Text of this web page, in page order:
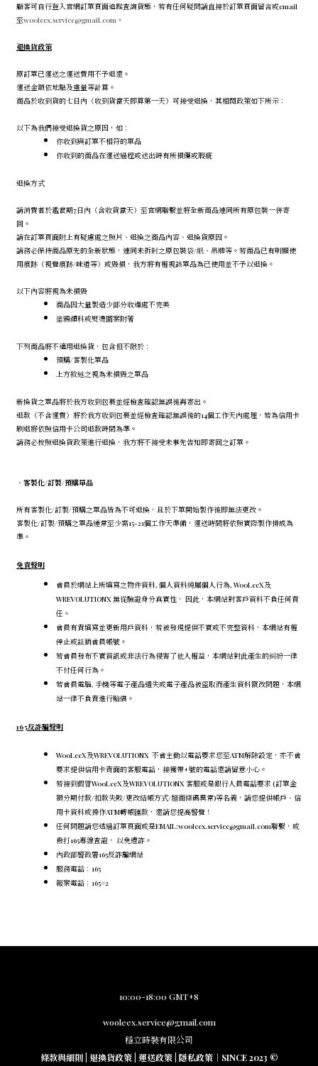
顧客可自行登入官網訂單頁面追蹤查詢貨態，若有任何疑問請直接於訂單頁面留言或email
至wooleex.service@gmail.com。
退換貨政策
原訂單已運送之運送費用不予退還。
運送金額依地點及重量等計算。
商品於收到貨的七日內（收到貨當天即算第一天）可接受退換，其相關政策如下所示：
以下為我們接受退換貨之原因，如：
你收到與訂單不相符的單品
你收到的商品在運送過程或送出時有所損傷或瑕疵
退換方式
請消費者於鑑賞期7日內（含收貨當天）至官網聯繫並將全新商品連同所有原包裝一併寄
回。
請在訂單頁面附上有疑慮處之照片、退換之商品內容、退換貨原因。
請務必保持商品原先的全新狀態，連同未拆封之原包裝袋/紙、吊牌等。若商品已有明顯使
用痕跡（視覺痕跡/味道等）或毀損，我方將有權視該單品為已使用並不予以退換。
以下內容將視為未損毀
商品因大量製造少部分收邊處不完美
塗鴉顏料或熨燙圖案附著
下列商品將不適用退換貨，包含但不限於：
預購/客製化單品
上方敘述之視為未損毀之單品
新換貨之單品將於我方收到包裹並經檢查確認無誤後再寄出。
退款（不含運費）將於我方收到包裹並經檢查確認無誤後的14個工作天內處理，若為信用卡
刷退將依照信用卡公司退款時間為準。
請務必按照退換貨政策進行退換，我方將不接受未事先告知即寄回之訂單。
． 客製化/訂製/預購單品
所有客製化/訂製/預購之單品皆為不可退換，且於下單開始製作後即無法更改。
客製化/訂製/預購之單品通常至少需15-21個工作天準備，運送時間將依照實際製作排成為
準。
免責聲明
會員於網站上所填寫之物件資料, 個人資料純屬個人行為, WooLeeX及
WREVOLUTIONX 無從驗證身分真實性， 因此，本網站對客戶資料不負任何責
任。
會員有責填寫並更新用戶資料，若被發現提供不實或不完整資料，本網站有權
停止或註銷會員帳號。
若會員發布不實資訊或非法行為侵害了他人權益，本網站對此產生的糾紛一律
不付任何行為。
若會員電腦, 手機等電子產品遺失或電子產品被盜取而產生資料竄改問題，本網
站一律不負責進行賠償。
165反詐騙聲明
WooLeeX及WREVOLUTIONX 不會主動以電話要求您至ATM解除設定， 亦不會
要求提供信用卡背面的客服電話， 接獲帶+號的電話還請留意小心。
若接到假冒WooLeeX及WREVOLUTIONX 客服或是銀行人員電話要求 (訂單金
額分期付款/扣款失敗/更改結帳方式/超商條碼異常)等名義，請您提供帳戶、信
用卡資料或操作ATM轉帳匯款，還請您提高警覺！
任何問題請您透過訂單頁面或是EMAIL:wooleex.service@gmail.com聯繫，或
撥打165專線查證， 以免遭詐。
內政部警政署165反詐騙網站
服務電話：165
報案電話：165#2
10:00-18:00 GMT+8
wooleex.service@gmail.com
穩立時裝有限公司
條款與細則| 退換貨政策| 運送政策| 隱私政策｜SINCE 2023 ©